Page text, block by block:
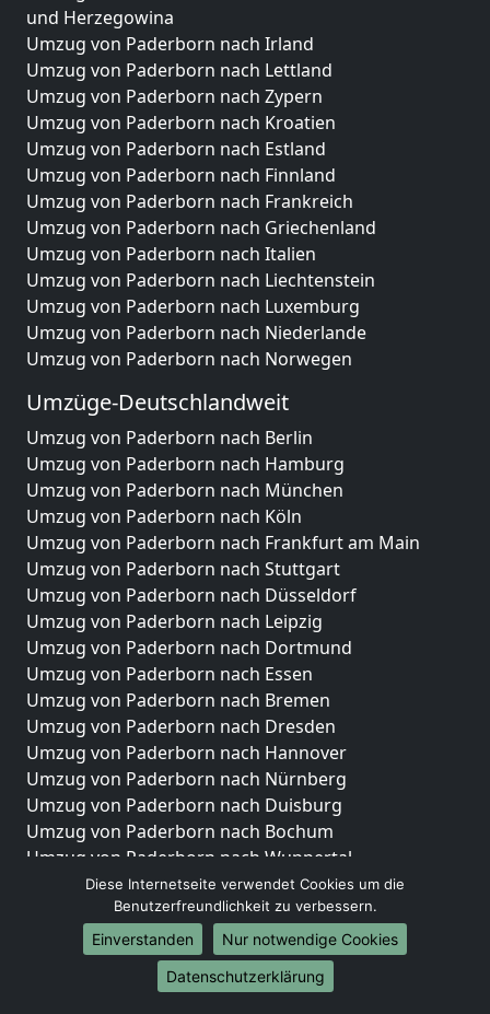
und Herzegowina
Umzug von Paderborn nach Irland
Umzug von Paderborn nach Lettland
Umzug von Paderborn nach Zypern
Umzug von Paderborn nach Kroatien
Umzug von Paderborn nach Estland
Umzug von Paderborn nach Finnland
Umzug von Paderborn nach Frankreich
Umzug von Paderborn nach Griechenland
Umzug von Paderborn nach Italien
Umzug von Paderborn nach Liechtenstein
Umzug von Paderborn nach Luxemburg
Umzug von Paderborn nach Niederlande
Umzug von Paderborn nach Norwegen
Umzüge-Deutschlandweit
Umzug von Paderborn nach Berlin
Umzug von Paderborn nach Hamburg
Umzug von Paderborn nach München
Umzug von Paderborn nach Köln
Umzug von Paderborn nach Frankfurt am Main
Umzug von Paderborn nach Stuttgart
Umzug von Paderborn nach Düsseldorf
Umzug von Paderborn nach Leipzig
Umzug von Paderborn nach Dortmund
Umzug von Paderborn nach Essen
Umzug von Paderborn nach Bremen
Umzug von Paderborn nach Dresden
Umzug von Paderborn nach Hannover
Umzug von Paderborn nach Nürnberg
Umzug von Paderborn nach Duisburg
Umzug von Paderborn nach Bochum
Umzug von Paderborn nach Wuppertal
Umzug von Paderborn nach Bielefeld
Umzug von Paderborn nach Bonn
Umzug von Paderborn nach Münster
Internationale-Umzüge
Diese Internetseite verwendet Cookies um die
Benutzerfreundlichkeit zu verbessern.
Einverstanden
Nur notwendige Cookies
Datenschutzerklärung